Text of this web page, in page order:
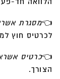
👈מסגרת
לכרטיס חוץ
👈כרטיס
הצורך.